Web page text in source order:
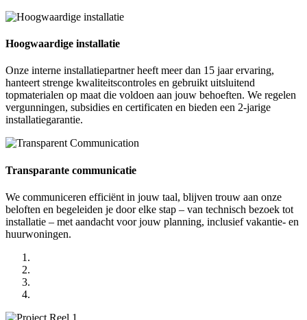
Hoogwaardige installatie
Onze interne installatiepartner heeft meer dan 15 jaar ervaring,
hanteert strenge kwaliteitscontroles en gebruikt uitsluitend
topmaterialen op maat die voldoen aan jouw behoeften. We regelen
vergunningen, subsidies en certificaten en bieden een 2-jarige
installatiegarantie.
Transparante communicatie
We communiceren efficiënt in jouw taal, blijven trouw aan onze
beloften en begeleiden je door elke stap – van technisch bezoek tot
installatie – met aandacht voor jouw planning, inclusief vakantie- en
huurwoningen.